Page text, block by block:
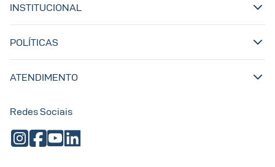
INSTITUCIONAL
POLÍTICAS
ATENDIMENTO
Redes Sociais